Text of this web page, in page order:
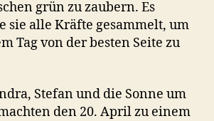
grün zu zaubern. Es
sie alle Kräfte gesammelt, um
Tag von der besten Seite zu
Stefan und die Sonne um
den 20. April zu einem